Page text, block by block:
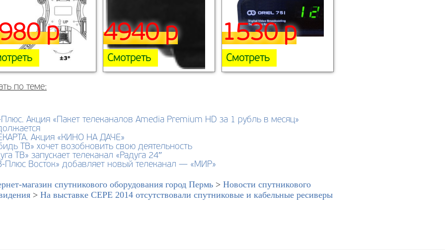
р
Смотреть
4940 р
Смотреть
1530 р
по теме:
Акция «Пакет телеканалов Amedia Premium HD за 1 рубль в месяц»
Акция «КИНО НА ДАЧЕ»
ТВ» хочет возобновить свою деятельность
ТВ» запускает телеканал «Радуга 24″
Плюс Восток» добавляет новый телеканал — «МИР»
магазин спутникового оборудования город Пермь > Новости спутникового
> На выставке CEPE 2014 отсутствовали спутниковые и кабельные ресиверы